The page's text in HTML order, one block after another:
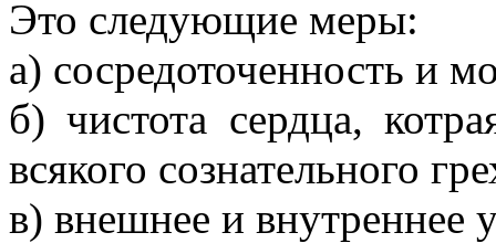
Это следующие меры:
а) сосредоточенность и
б) чистота сердца,
всякого сознательного
в) внешнее и внутреннее